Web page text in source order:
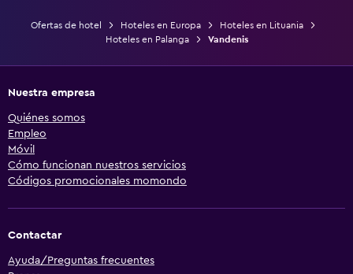
Ofertas de hotel Hoteles en Europa
Hoteles en Lituania
Hoteles en Palanga
Vandenis
Nuestra empresa
Quiénes somos
Empleo
Móvil
Cómo funcionan nuestros servicios
Códigos promocionales momondo
Contactar
Ayuda/Preguntas frecuentes